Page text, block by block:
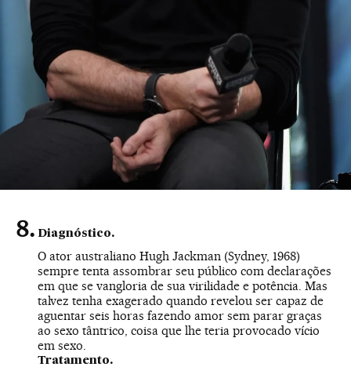
Diagnóstico.
O ator australiano Hugh Jackman (Sydney, 1968)
sempre tenta assombrar seu público com declarações
em que se vangloria de sua virilidade e potência. Mas
talvez tenha exagerado quando revelou ser capaz de
aguentar seis horas fazendo amor sem parar graças
ao sexo tântrico, coisa que lhe teria provocado vício
em sexo.
Tratamento.